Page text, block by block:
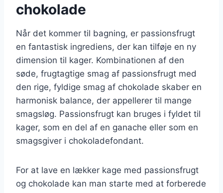
chokolade
Når det kommer til bagning, er passionsfrugt
en fantastisk ingrediens, der kan tilføje en ny
dimension til kager. Kombinationen af den
søde, frugtagtige smag af passionsfrugt med
den rige, fyldige smag af chokolade skaber en
harmonisk balance, der appellerer til mange
smagsløg. Passionsfrugt kan bruges i fyldet til
kager, som en del af en ganache eller som en
smagsgiver i chokoladefondant.
For at lave en lækker kage med passionsfrugt
og chokolade kan man starte med at forberede